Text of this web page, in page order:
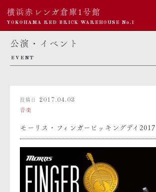
横浜赤レンガ倉庫1号館
YOKOHAMA RED BRICK WAREHOUSE No.1
公演・イベント
EVENT
投稿日 2017.04.03
音楽
モーリス・フィンガーピッキングデイ2017